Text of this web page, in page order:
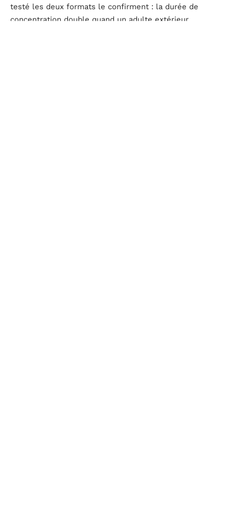
testé les deux formats le confirment : la durée de
concentration double quand un adulte extérieur